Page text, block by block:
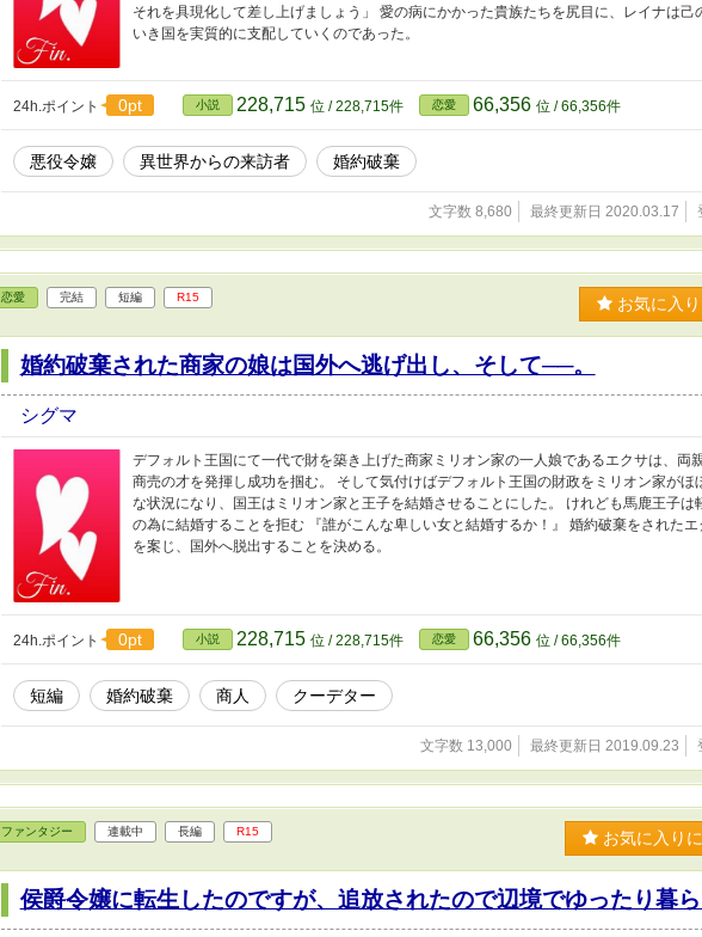
それを具現化して差し上げましょう」 愛の病にかかった貴族たちを尻目に、レイナは己
いき国を実質的に支配していくのであった。
24h.ポイント 0pt 小説 228,715 位 / 228,715件 恋愛 66,356 位 / 66,356件
悪役令嬢 異世界からの来訪者 婚約破棄
文字数 8,680 最終更新日 2020.03.17
恋愛 完結 短編 R15 お気に入
婚約破棄された商家の娘は国外へ逃げ出し、そして──。
シグマ
デフォルト王国にて一代で財を築き上げた商家ミリオン家の一人娘であるエクサは、両
商売の才を発揮し成功を掴む。 そして気付けばデフォルト王国の財政をミリオン家がほ
な状況になり、国王はミリオン家と王子を結婚させることにした。 けれども馬鹿王子は
の為に結婚することを拒む 『誰がこんな卑しい女と結婚するか！』 婚約破棄をされた
を案じ、国外へ脱出することを決める。
24h.ポイント 0pt 小説 228,715 位 / 228,715件 恋愛 66,356 位 / 66,356件
短編 婚約破棄 商人 クーデター
文字数 13,000 最終更新日 2019.09.23
ファンタジー 連載中 長編 R15 お気に入り
侯爵令嬢に転生したのですが、追放されたので辺境でゆったり暮ら